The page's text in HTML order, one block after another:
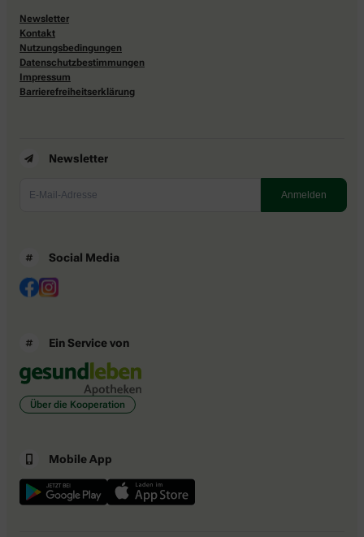
Newsletter
Kontakt
Nutzungsbedingungen
Datenschutzbestimmungen
Impressum
Barrierefreiheitserklärung
Newsletter
Social Media
Ein Service von
Über die Kooperation
Mobile App